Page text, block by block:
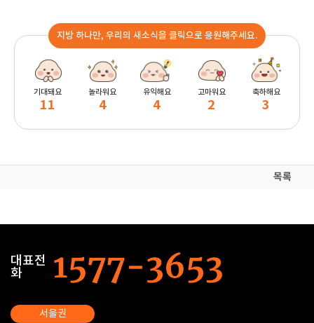
지방 하나만, 우리의 새소식을 클릭으로 응원해주세요.
기대돼요
11
놀라워요
4
유익해요
4
고마워요
2
축하해요
3
목록
대표전
화